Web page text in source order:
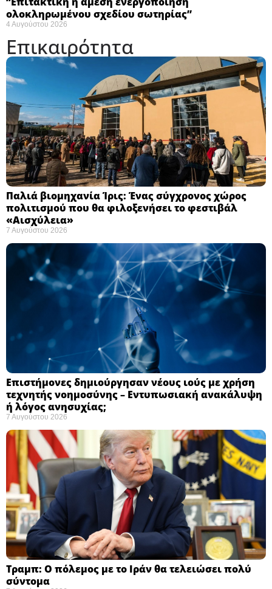
ολοκληρωμένου σχεδίου σωτηρίας”
4 Αυγούστου 2026
Επικαιρότητα
Παλιά βιομηχανία Ίρις: Ένας σύγχρονος χώρος
πολιτισμού που θα φιλοξενήσει το φεστιβάλ
«Αισχύλεια» ​
7 Αυγούστου 2026
Επιστήμονες δημιούργησαν νέους ιούς με χρήση
τεχνητής νοημοσύνης – Εντυπωσιακή ανακάλυψη
ή λόγος ανησυχίας; ​
7 Αυγούστου 2026
Τραμπ: Ο πόλεμος με το Ιράν θα τελειώσει πολύ
σύντομα ​